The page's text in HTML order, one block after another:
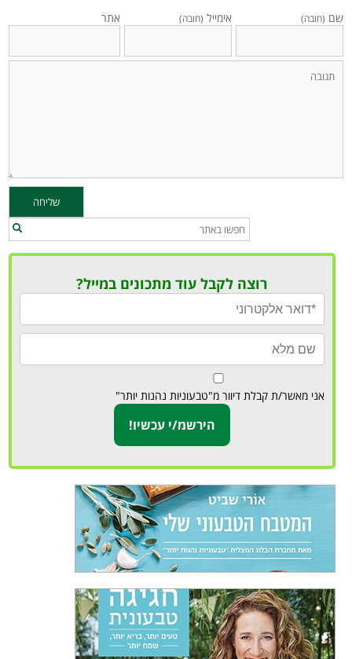
שם (חובה) אימייל (חובה) אתר
רוצה לקבל עוד מתכונים במייל?
אני מאשר/ת קבלת דיוור מ"טבעוניות נהנות יותר"